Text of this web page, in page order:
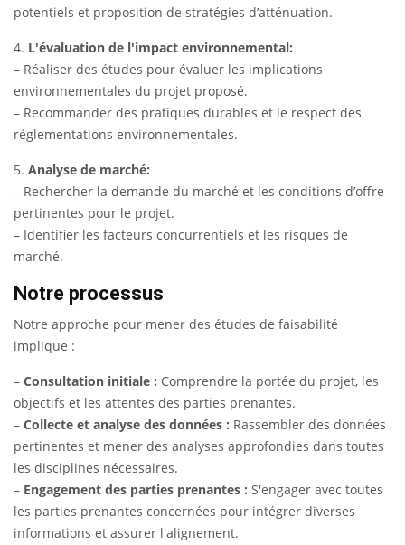
potentiels et proposition de stratégies d’atténuation.
4. L'évaluation de l'impact environnemental:
– Réaliser des études pour évaluer les implications
environnementales du projet proposé.
– Recommander des pratiques durables et le respect des
réglementations environnementales.
5. Analyse de marché:
– Rechercher la demande du marché et les conditions d’offre
pertinentes pour le projet.
– Identifier les facteurs concurrentiels et les risques de
marché.
Notre processus
Notre approche pour mener des études de faisabilité
implique :
– Consultation initiale : Comprendre la portée du projet, les
objectifs et les attentes des parties prenantes.
– Collecte et analyse des données : Rassembler des données
pertinentes et mener des analyses approfondies dans toutes
les disciplines nécessaires.
– Engagement des parties prenantes : S'engager avec toutes
les parties prenantes concernées pour intégrer diverses
informations et assurer l'alignement.